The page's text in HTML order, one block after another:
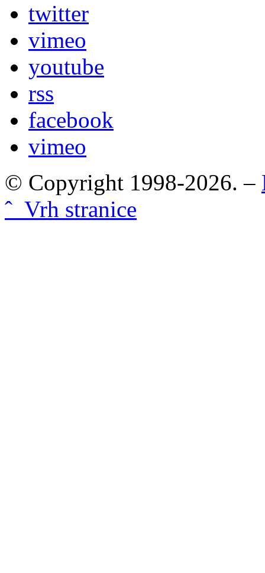
twitter
vimeo
youtube
rss
facebook
vimeo
© Copyright 1998-2026. –
ˆ Vrh stranice